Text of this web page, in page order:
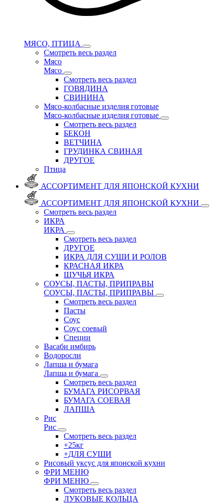
МЯСО, ПТИЦА
Смотреть весь раздел
Мясо
Мясо
Смотреть весь раздел
ГОВЯДИНА
СВИНИНА
Мясо-колбасные изделия готовые
Мясо-колбасные изделия готовые
Смотреть весь раздел
БЕКОН
ВЕТЧИНА
ГРУДИНКА СВИНАЯ
ДРУГОЕ
Птица
АССОРТИМЕНТ ДЛЯ ЯПОНСКОЙ КУХНИ
АССОРТИМЕНТ ДЛЯ ЯПОНСКОЙ КУХНИ
Смотреть весь раздел
ИКРА
ИКРА
Смотреть весь раздел
ДРУГОЕ
ИКРА ДЛЯ СУШИ И РОЛОВ
КРАСНАЯ ИКРА
ЩУЧЬЯ ИКРА
СОУСЫ, ПАСТЫ, ПРИПРАВЫ
СОУСЫ, ПАСТЫ, ПРИПРАВЫ
Смотреть весь раздел
Пасты
Соус
Соус соевый
Специи
Васаби имбирь
Водоросли
Лапша и бумага
Лапша и бумага
Смотреть весь раздел
БУМАГА РИСОРВАЯ
БУМАГА СОЕВАЯ
ЛАПША
Рис
Рис
Смотреть весь раздел
+25кг
+ДЛЯ СУШИ
Рисовый уксус для японской кухни
ФРИ МЕНЮ
ФРИ МЕНЮ
Смотреть весь раздел
ЛУКОВЫЕ КОЛЬЦА